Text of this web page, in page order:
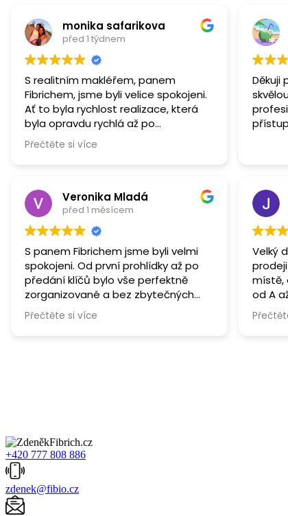
monika safarikova
před 1 týdnem
S realitním makléřem, panem
Fibrichem, jsme byli velice spokojeni.
Ať to byla rychlost realizace, která
byla opravdu rychlá až po
komunikaci. O nic jsme se nemuseli
starat, vše zařídil za nás.
Přečtěte si více
Děkuji
Veronika Mladá
před 1 měsícem
S panem Fibrichem jsme byli velmi
spokojeni. Od první prohlídky až po
předání klíčů bylo vše perfektně
zorganizované a bez zbytečných
komplikací. Velmi jsme ocenili
vstřícný a lidský přístup, ochotu
Přečtěte si více
Velký
místě,
od A až do
+420 777 808 886
zdenek@fibio.cz